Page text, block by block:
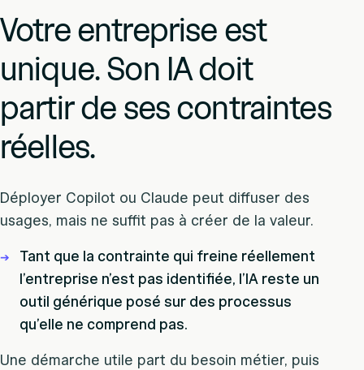
Votre entreprise est
unique. Son IA doit
partir de ses contraintes
réelles.
Déployer Copilot ou Claude peut diffuser des
usages, mais ne suffit pas à créer de la valeur.
➔
Tant que la contrainte qui freine réellement
l’entreprise n’est pas identifiée, l’IA reste un
outil générique posé sur des processus
qu’elle ne comprend pas.
Une démarche utile part du besoin métier, puis